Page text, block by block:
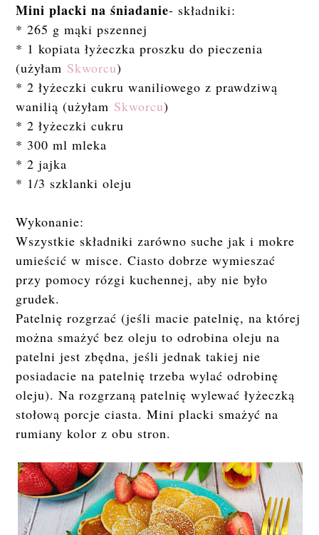
Mini placki na śniadanie- składniki:
* 265 g mąki pszennej
* 1 kopiata łyżeczka proszku do pieczenia
(użyłam Skworcu)
* 2 łyżeczki cukru waniliowego z prawdziwą
wanilią (użyłam Skworcu)
* 2 łyżeczki cukru
* 300 ml mleka
* 2 jajka
* 1/3 szklanki oleju
Wykonanie:
Wszystkie składniki zarówno suche jak i mokre
umieścić w misce. Ciasto dobrze wymieszać
przy pomocy rózgi kuchennej, aby nie było
grudek.
Patelnię rozgrzać (jeśli macie patelnię, na której
można smażyć bez oleju to odrobina oleju na
patelni jest zbędna, jeśli jednak takiej nie
posiadacie na patelnię trzeba wylać odrobinę
oleju). Na rozgrzaną patelnię wylewać łyżeczką
stołową porcje ciasta. Mini placki smażyć na
rumiany kolor z obu stron.